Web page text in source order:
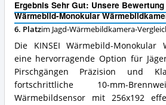
Ergebnis Sehr Gut: Unsere Bewertung
Wärmebild-Monokular
6. Platzim Jagd-Wärmebildkamera-
Die KINSEI Wärmebild-Monokular
eine hervorragende Option für
Pirschgängen Präzision und
fortschrittliche 10-mm-
Wärmebildsensor mit 256x192
Was
spricht
für
Jagd-
Wärmebildkamera?